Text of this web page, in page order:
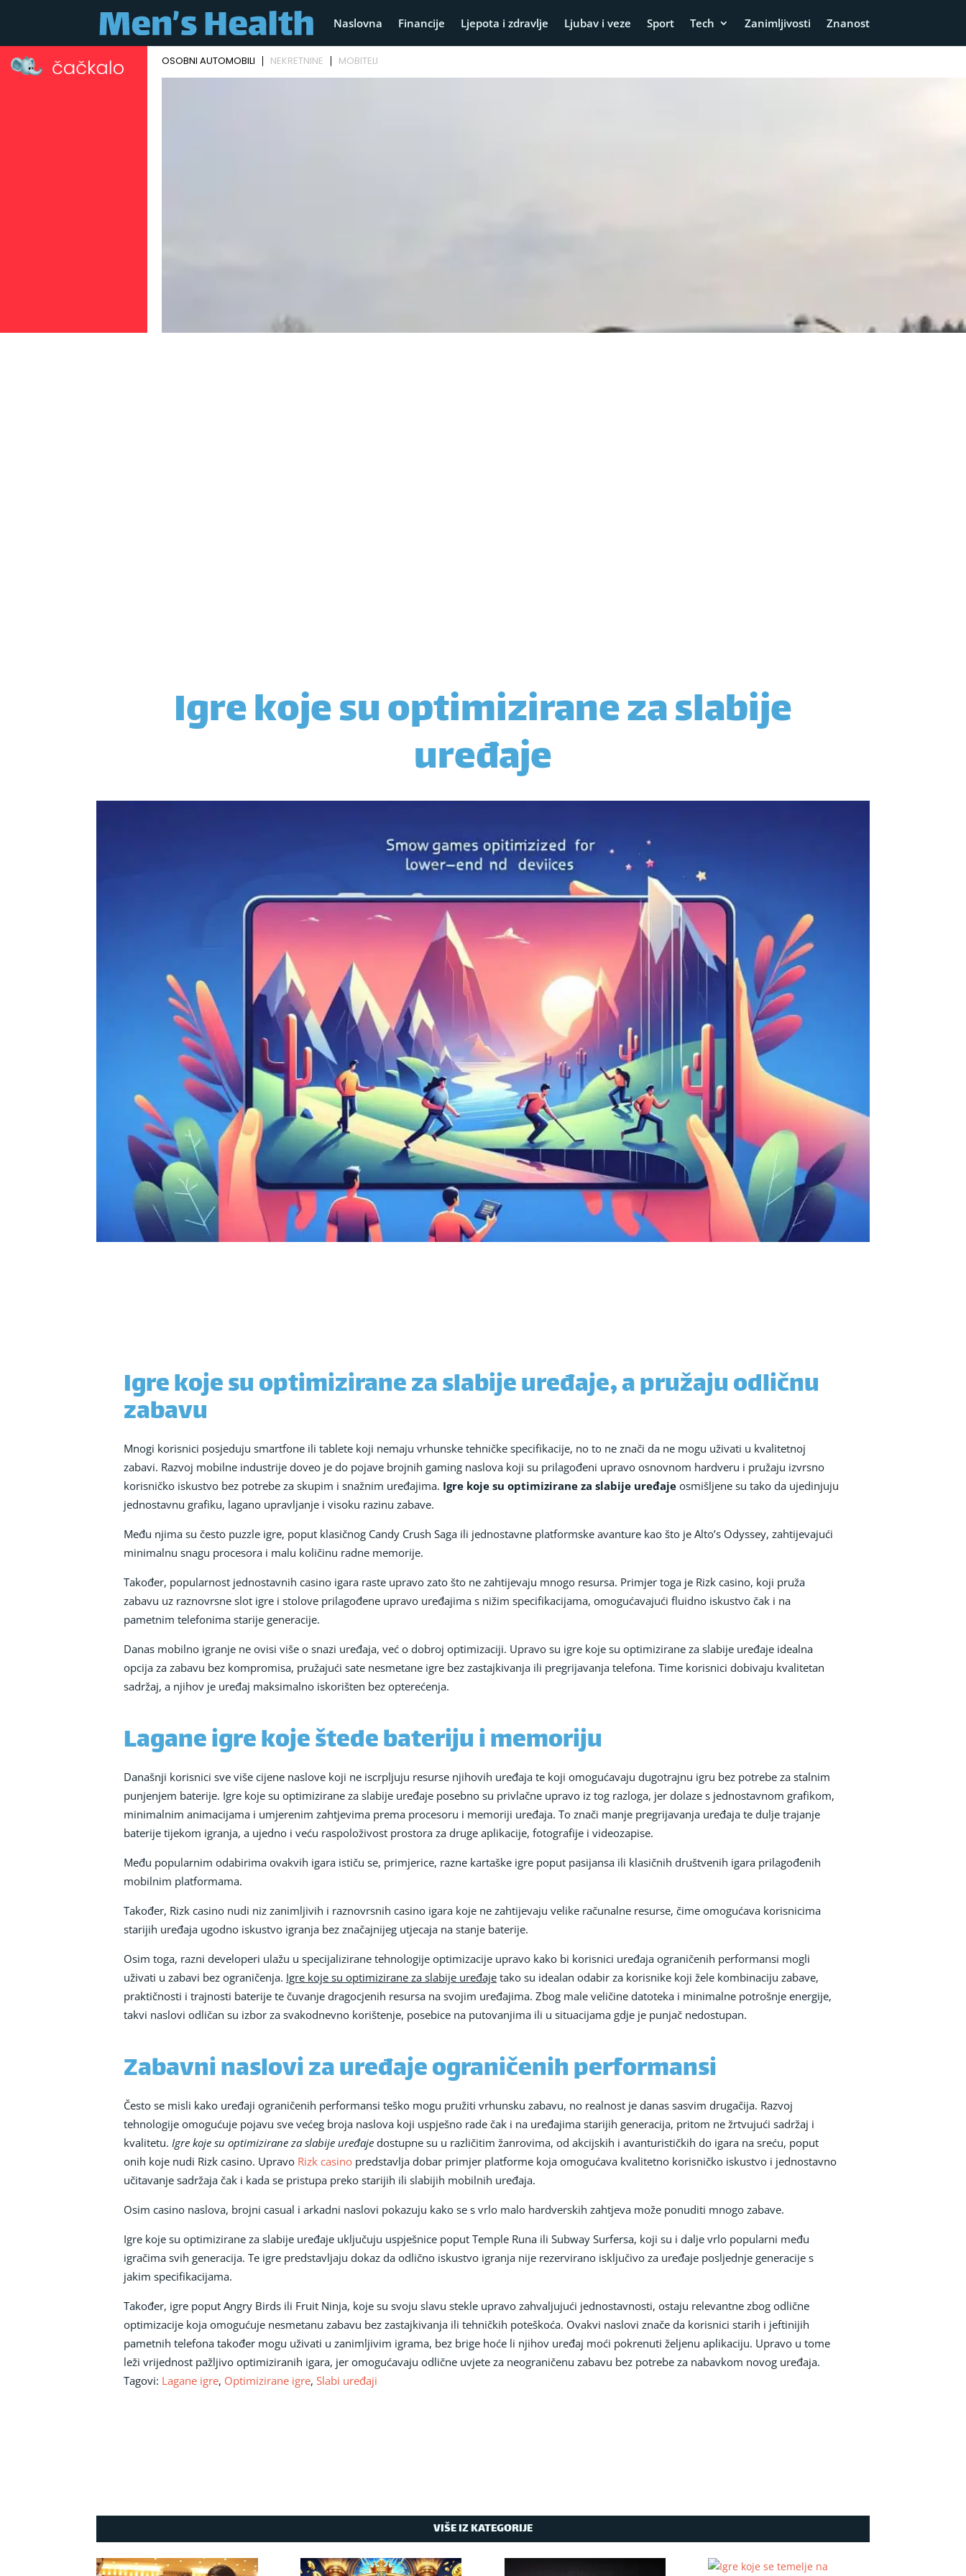
Naslovna Financije Ljepota i zdravlje Ljubav i veze Sport Tech Zanimljivosti Znanost
Igre koje su optimizirane za slabije
uređaje
Igre koje su optimizirane za slabije uređaje, a pružaju odličnu
zabavu
Mnogi korisnici posjeduju smartfone ili tablete koji nemaju vrhunske tehničke specifikacije, no to ne znači da ne mogu uživati u kvalitetnoj
zabavi. Razvoj mobilne industrije doveo je do pojave brojnih gaming naslova koji su prilagođeni upravo osnovnom hardveru i pružaju izvrsno
korisničko iskustvo bez potrebe za skupim i snažnim uređajima. Igre koje su optimizirane za slabije uređaje osmišljene su tako da ujedinjuju
jednostavnu grafiku, lagano upravljanje i visoku razinu zabave.
Među njima su često puzzle igre, poput klasičnog Candy Crush Saga ili jednostavne platformske avanture kao što je Alto’s Odyssey, zahtijevajući
minimalnu snagu procesora i malu količinu radne memorije.
Također, popularnost jednostavnih casino igara raste upravo zato što ne zahtijevaju mnogo resursa. Primjer toga je Rizk casino, koji pruža
zabavu uz raznovrsne slot igre i stolove prilagođene upravo uređajima s nižim specifikacijama, omogućavajući fluidno iskustvo čak i na
pametnim telefonima starije generacije.
Danas mobilno igranje ne ovisi više o snazi uređaja, već o dobroj optimizaciji. Upravo su igre koje su optimizirane za slabije uređaje idealna
opcija za zabavu bez kompromisa, pružajući sate nesmetane igre bez zastajkivanja ili pregrijavanja telefona. Time korisnici dobivaju kvalitetan
sadržaj, a njihov je uređaj maksimalno iskorišten bez opterećenja.
Lagane igre koje štede bateriju i memoriju
Današnji korisnici sve više cijene naslove koji ne iscrpljuju resurse njihovih uređaja te koji omogućavaju dugotrajnu igru bez potrebe za stalnim
punjenjem baterije. Igre koje su optimizirane za slabije uređaje posebno su privlačne upravo iz tog razloga, jer dolaze s jednostavnom grafikom,
minimalnim animacijama i umjerenim zahtjevima prema procesoru i memoriji uređaja. To znači manje pregrijavanja uređaja te dulje trajanje
baterije tijekom igranja, a ujedno i veću raspoloživost prostora za druge aplikacije, fotografije i videozapise.
Među popularnim odabirima ovakvih igara ističu se, primjerice, razne kartaške igre poput pasijansa ili klasičnih društvenih igara prilagođenih
mobilnim platformama.
Također, Rizk casino nudi niz zanimljivih i raznovrsnih casino igara koje ne zahtijevaju velike računalne resurse, čime omogućava korisnicima
starijih uređaja ugodno iskustvo igranja bez značajnijeg utjecaja na stanje baterije.
Osim toga, razni developeri ulažu u specijalizirane tehnologije optimizacije upravo kako bi korisnici uređaja ograničenih performansi mogli
uživati u zabavi bez ograničenja. Igre koje su optimizirane za slabije uređaje tako su idealan odabir za korisnike koji žele kombinaciju zabave,
praktičnosti i trajnosti baterije te čuvanje dragocjenih resursa na svojim uređajima. Zbog male veličine datoteka i minimalne potrošnje energije,
takvi naslovi odličan su izbor za svakodnevno korištenje, posebice na putovanjima ili u situacijama gdje je punjač nedostupan.
Zabavni naslovi za uređaje ograničenih performansi
Često se misli kako uređaji ograničenih performansi teško mogu pružiti vrhunsku zabavu, no realnost je danas sasvim drugačija. Razvoj
tehnologije omogućuje pojavu sve većeg broja naslova koji uspješno rade čak i na uređajima starijih generacija, pritom ne žrtvujući sadržaj i
kvalitetu. Igre koje su optimizirane za slabije uređaje dostupne su u različitim žanrovima, od akcijskih i avanturističkih do igara na sreću, poput
onih koje nudi Rizk casino. Upravo Rizk casino predstavlja dobar primjer platforme koja omogućava kvalitetno korisničko iskustvo i jednostavno
učitavanje sadržaja čak i kada se pristupa preko starijih ili slabijih mobilnih uređaja.
Osim casino naslova, brojni casual i arkadni naslovi pokazuju kako se s vrlo malo hardverskih zahtjeva može ponuditi mnogo zabave.
Igre koje su optimizirane za slabije uređaje uključuju uspješnice poput Temple Runa ili Subway Surfersa, koji su i dalje vrlo popularni među
igračima svih generacija. Te igre predstavljaju dokaz da odlično iskustvo igranja nije rezervirano isključivo za uređaje posljednje generacije s
jakim specifikacijama.
Također, igre poput Angry Birds ili Fruit Ninja, koje su svoju slavu stekle upravo zahvaljujući jednostavnosti, ostaju relevantne zbog odlične
optimizacije koja omogućuje nesmetanu zabavu bez zastajkivanja ili tehničkih poteškoća. Ovakvi naslovi znače da korisnici starih i jeftinijih
pametnih telefona također mogu uživati u zanimljivim igrama, bez brige hoće li njihov uređaj moći pokrenuti željenu aplikaciju. Upravo u tome
leži vrijednost pažljivo optimiziranih igara, jer omogućavaju odlične uvjete za neograničenu zabavu bez potrebe za nabavkom novog uređaja.
Tagovi: Lagane igre, Optimizirane igre, Slabi uređaji
VIŠE IZ KATEGORIJE